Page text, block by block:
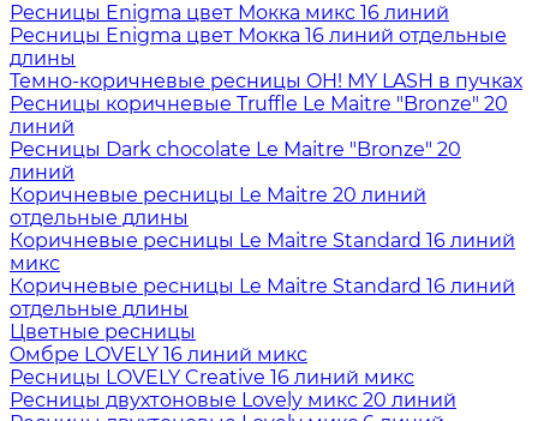
Ресницы Enigma цвет Мокка микс 16 линий
Ресницы Enigma цвет Мокка 16 линий отдельные
длины
Темно-коричневые ресницы OH! MY LASH в пучках
Ресницы коричневые Truffle Le Maitre "Bronze" 20
линий
Ресницы Dark chocolate Le Maitre "Bronze" 20
линий
Коричневые ресницы Le Maitre 20 линий
отдельные длины
Коричневые ресницы Le Maitre Standard 16 линий
микс
Коричневые ресницы Le Maitre Standard 16 линий
отдельные длины
Цветные ресницы
Oмбре LOVELY 16 линий микс
Ресницы LOVELY Creative 16 линий микс
Ресницы двухтоновые Lovely микс 20 линий